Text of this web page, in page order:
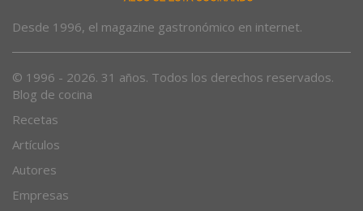
Blog de cocina
Recetas
Artículos
Autores